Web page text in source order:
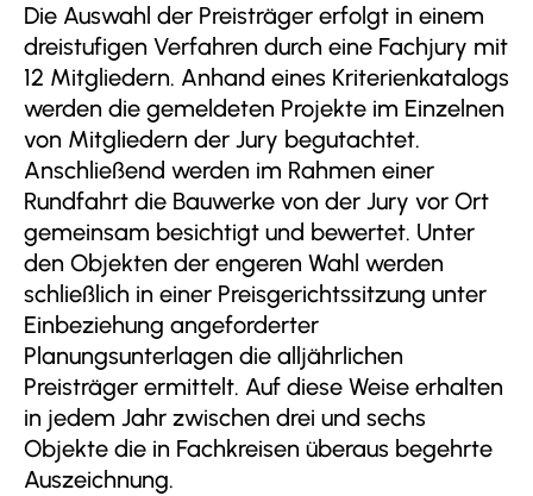
Die Auswahl der Preisträger erfolgt in einem
dreistufigen Verfahren durch eine Fachjury mit
12 Mitgliedern. Anhand eines Kriterienkatalogs
werden die gemeldeten Projekte im Einzelnen
von Mitgliedern der Jury begutachtet.
Anschließend werden im Rahmen einer
Rundfahrt die Bauwerke von der Jury vor Ort
gemeinsam besichtigt und bewertet. Unter
den Objekten der engeren Wahl werden
schließlich in einer Preisgerichtssitzung unter
Einbeziehung angeforderter
Planungsunterlagen die alljährlichen
Preisträger ermittelt. Auf diese Weise erhalten
in jedem Jahr zwischen drei und sechs
Objekte die in Fachkreisen überaus begehrte
Auszeichnung.